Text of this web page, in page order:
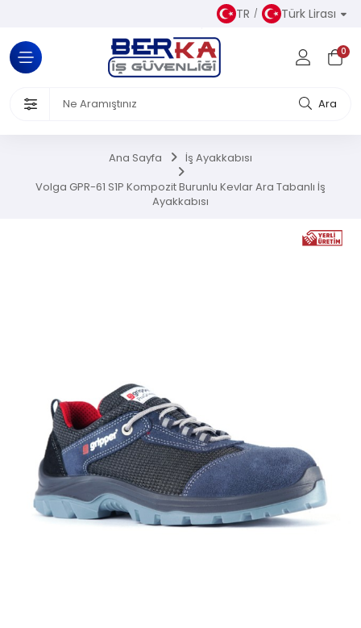
TR Türk Lirası
0
Ara
Kıyafetler
Ürünleri
Ana Sayfa İş Ayakkabısı
Volga GPR-61 S1P Kompozit Burunlu Kevlar Ara Tabanlı İş
Ayakkabısı